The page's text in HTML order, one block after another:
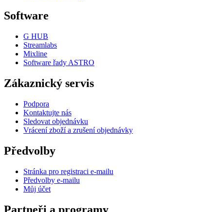
Software
G HUB
Streamlabs
Mixline
Software řady ASTRO
Zákaznický servis
Podpora
Kontaktujte nás
Sledovat objednávku
Vrácení zboží a zrušení objednávky
Předvolby
Stránka pro registraci e-mailu
Předvolby e-mailu
Můj účet
Partneři a programy